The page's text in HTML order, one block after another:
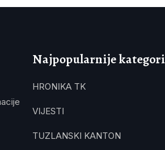
Najpopularnije
HRONIKA TK
VIJESTI
TUZLANSKI KANTON